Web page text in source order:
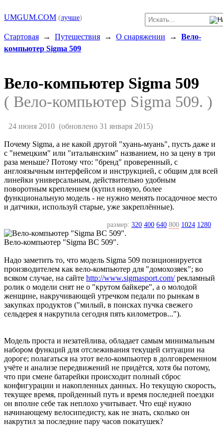
UMGUM.COM (лучше)
Стартовая → Путешествия → О снаряжении → Вело-
компьютер Sigma 509
Вело-компьютер Sigma 509
( Вело-компьютер Sigma 509. )
24 июня 2010(обновлено 31 января 2015)
Почему Sigma, а не какой другой "хуань-муань", пусть даже и
с "немецким" или "итальянским" названием, но за цену в три
раза меньше? Потому что: "бренд" проверенный, с
англоязычным интерфейсом и инструкцией, с общим для всей
линейки универсальным, действительно удобным
поворотным креплением (купил новую, более
функциональную модель - не нужно менять посадочное место
и датчики, используй старые, уже закреплённые).
размер: 320 400 640 800 1024 1280
Вело-компьютер "Sigma BC 509".
Надо заметить то, что модель Sigma 509 позиционируется
производителем как вело-компьютер для "домохозяек"; во
всяком случае, на сайте http://www.sigmasport.com/рекламный
ролик о модели снят не о "крутом байкере", а о молодой
женщине, накручивающей утречком педали по рынкам в
закупках продуктов ("милый, в поисках пучка свежего
сельдерея я накрутила сегодня пять километров...").
Модель проста и незатейлива, обладает самым минимальным
набором функций для отслеживания текущей ситуации на
дороге; полагаться на этот вело-компьютер в долговременном
учёте и анализе передвижений не придётся, хотя бы потому,
что при смене батарейки происходит полный сброс
конфигурации и накопленных данных. Но текущую скорость,
текущее время, пройденный путь и время последней поездки
он вполне себе так неплохо учитывает. Что ещё нужно
начинающему велосипедисту, как не знать, сколько он
накрутил за последние пару часов покатушек?